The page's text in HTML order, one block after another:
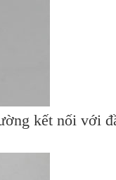
kết nối với